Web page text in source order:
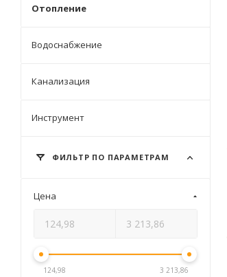
Отопление
Водоснабжение
Канализация
Инструмент
ФИЛЬТР ПО ПАРАМЕТРАМ
Цена
124,98 3 213,86